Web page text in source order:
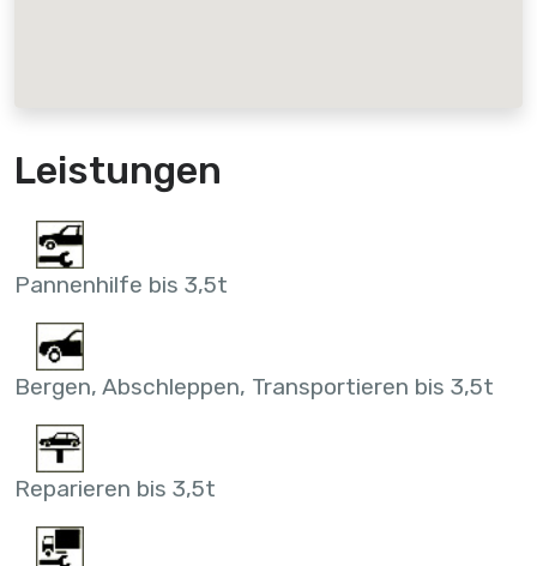
Leistungen
Pannenhilfe bis 3,5t
Bergen, Abschleppen, Transportieren bis 3,5t
Reparieren bis 3,5t